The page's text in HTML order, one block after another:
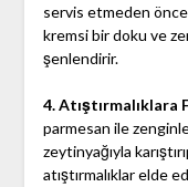
servis etmeden
kremsi bir doku ve
şenlendirir.
4. Atıştırmalıklara
parmesan ile
zeytinyağıyla
atıştırmalıklar elde